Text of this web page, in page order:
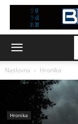
Naslovna Hronika
Hronika